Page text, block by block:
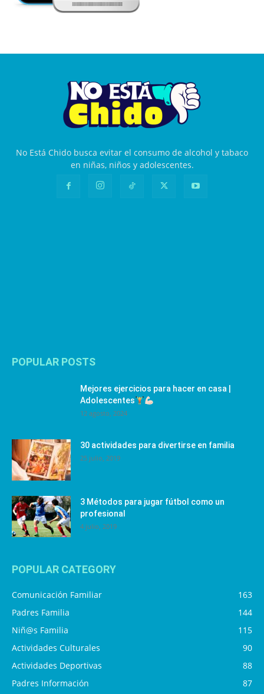
No Está Chido busca evitar el consumo de alcohol y tabaco
en niñas, niños y adolescentes.
POPULAR POSTS
Mejores ejercicios para hacer en casa |
Adolescentes
12 agosto, 2024
30 actividades para divertirse en familia
25 julio, 2019
3 Métodos para jugar fútbol como un
profesional
4 julio, 2019
POPULAR CATEGORY
Comunicación Familiar
163
Padres Familia
144
Niñ@s Familia
115
Actividades Culturales
90
Actividades Deportivas
88
Padres Información
87